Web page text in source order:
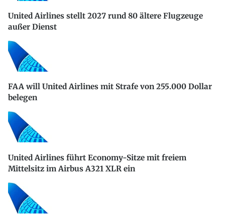
United Airlines stellt 2027 rund 80 ältere Flugzeuge
außer Dienst
FAA will United Airlines mit Strafe von 255.000 Dollar
belegen
United Airlines führt Economy-Sitze mit freiem
Mittelsitz im Airbus A321 XLR ein